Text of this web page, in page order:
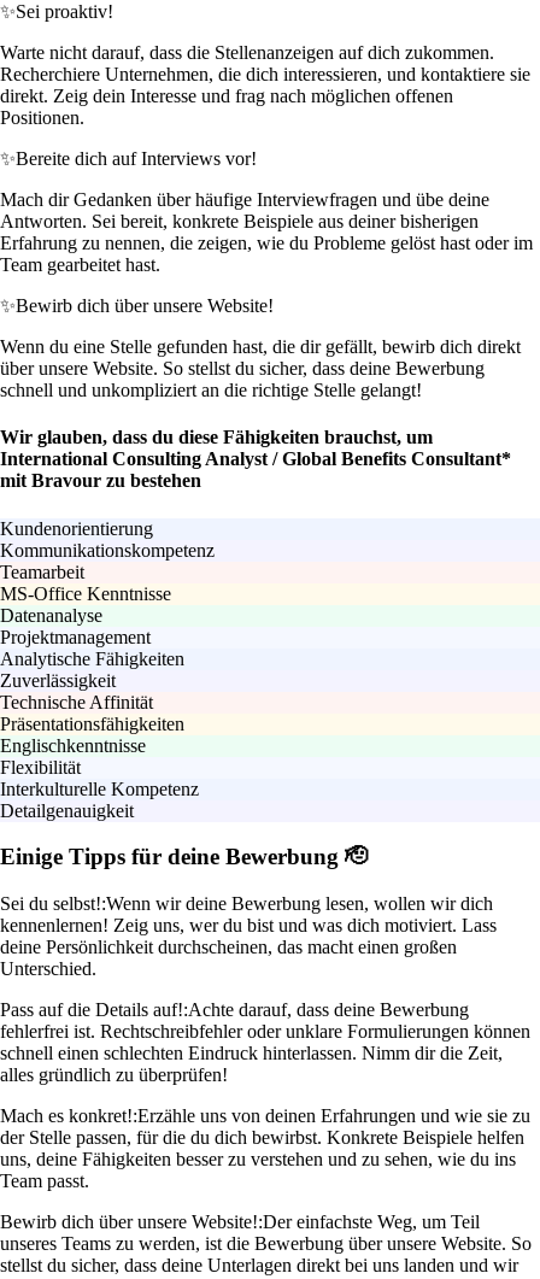
✨Sei proaktiv!
Warte nicht darauf, dass die Stellenanzeigen auf dich zukommen.
Recherchiere Unternehmen, die dich interessieren, und kontaktiere sie
direkt. Zeig dein Interesse und frag nach möglichen offenen
Positionen.
✨Bereite dich auf Interviews vor!
Mach dir Gedanken über häufige Interviewfragen und übe deine
Antworten. Sei bereit, konkrete Beispiele aus deiner bisherigen
Erfahrung zu nennen, die zeigen, wie du Probleme gelöst hast oder im
Team gearbeitet hast.
✨Bewirb dich über unsere Website!
Wenn du eine Stelle gefunden hast, die dir gefällt, bewirb dich direkt
über unsere Website. So stellst du sicher, dass deine Bewerbung
schnell und unkompliziert an die richtige Stelle gelangt!
Wir glauben, dass du diese Fähigkeiten brauchst, um
International Consulting Analyst / Global Benefits Consultant*
mit Bravour zu bestehen
Kundenorientierung
Kommunikationskompetenz
Teamarbeit
MS-Office Kenntnisse
Datenanalyse
Projektmanagement
Analytische Fähigkeiten
Zuverlässigkeit
Technische Affinität
Präsentationsfähigkeiten
Englischkenntnisse
Flexibilität
Interkulturelle Kompetenz
Detailgenauigkeit
Einige Tipps für deine Bewerbung 🫡
Sei du selbst!:Wenn wir deine Bewerbung lesen, wollen wir dich
kennenlernen! Zeig uns, wer du bist und was dich motiviert. Lass
deine Persönlichkeit durchscheinen, das macht einen großen
Unterschied.
Pass auf die Details auf!:Achte darauf, dass deine Bewerbung
fehlerfrei ist. Rechtschreibfehler oder unklare Formulierungen können
schnell einen schlechten Eindruck hinterlassen. Nimm dir die Zeit,
alles gründlich zu überprüfen!
Mach es konkret!:Erzähle uns von deinen Erfahrungen und wie sie zu
der Stelle passen, für die du dich bewirbst. Konkrete Beispiele helfen
uns, deine Fähigkeiten besser zu verstehen und zu sehen, wie du ins
Team passt.
Bewirb dich über unsere Website!:Der einfachste Weg, um Teil
unseres Teams zu werden, ist die Bewerbung über unsere Website. So
stellst du sicher, dass deine Unterlagen direkt bei uns landen und wir